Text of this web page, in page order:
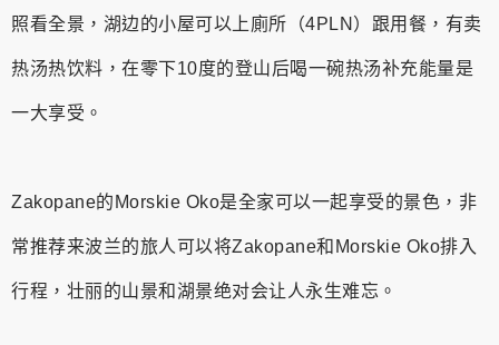
照看全景，湖边的小屋可以上廁所（4PLN）跟用餐，有卖
热汤热饮料，在零下10度的登山后喝一碗热汤补充能量是
一大享受。
Zakopane的Morskie Oko是全家可以一起享受的景色，非
常推荐来波兰的旅人可以将Zakopane和Morskie Oko排入
行程，壮丽的山景和湖景绝对会让人永生难忘。